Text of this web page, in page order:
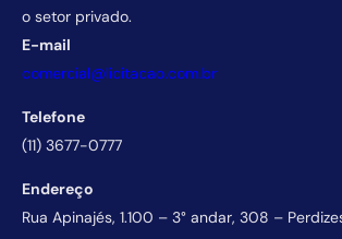
o setor privado.
E-mail
comercial@licitacao.com.br
Telefone
(11) 3677-0777
Endereço
Rua Apinajés, 1.100 – 3° andar, 308 –